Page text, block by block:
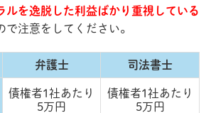
ルを逸脱した利益ばかり重視している
で注意をしてください。
弁護士 司法書士
債権者1社あたり
5万円
債権者1社あたり
5万円